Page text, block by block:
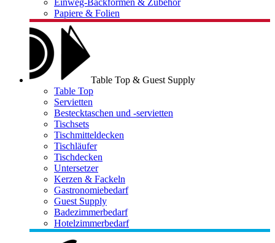
Einweg-Backformen & Zubehör
Papiere & Folien
Table Top & Guest Supply
Table Top
Servietten
Bestecktaschen und -servietten
Tischsets
Tischmitteldecken
Tischläufer
Tischdecken
Untersetzer
Kerzen & Fackeln
Gastronomiebedarf
Guest Supply
Badezimmerbedarf
Hotelzimmerbedarf